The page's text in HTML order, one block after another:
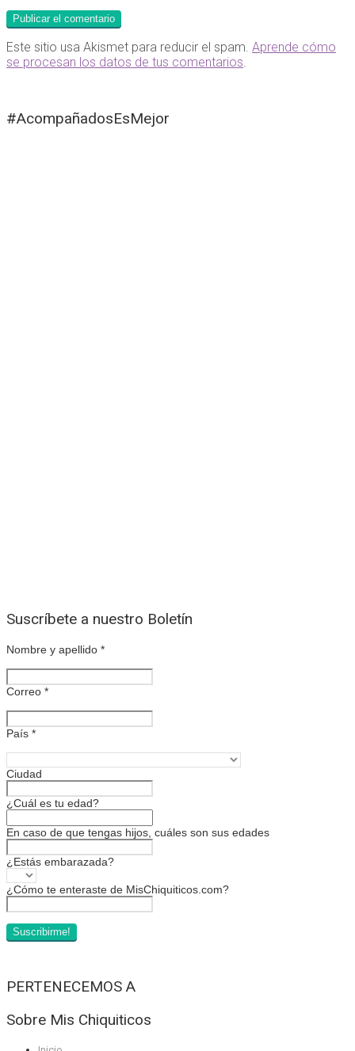
Este sitio usa Akismet para reducir el spam. Aprende cómo
se procesan los datos de tus comentarios
#AcompañadosEsMejor
Suscríbete a nuestro Boletín
Nombre y apellido *
Correo *
País *
Ciudad
¿Cuál es tu edad?
En caso de que tengas hijos, cuáles son sus edades
¿Estás embarazada?
¿Cómo te enteraste de MisChiquiticos.com?
PERTENECEMOS A
Sobre Mis Chiquiticos